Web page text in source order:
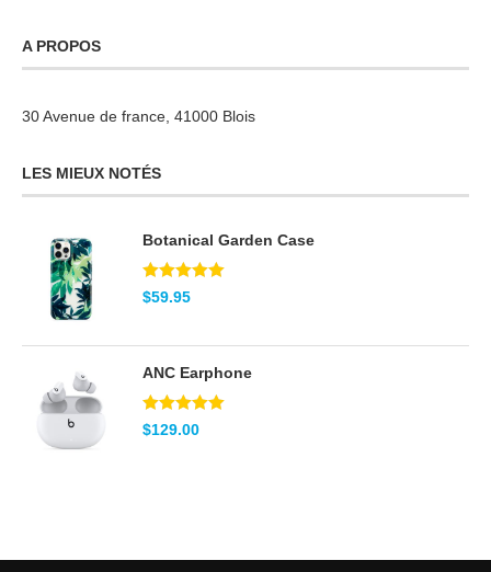
A PROPOS
30 Avenue de france, 41000 Blois
LES MIEUX NOTÉS
Botanical Garden Case
Note5.00
sur 5
$59.95
ANC Earphone
Note5.00
sur 5
$129.00